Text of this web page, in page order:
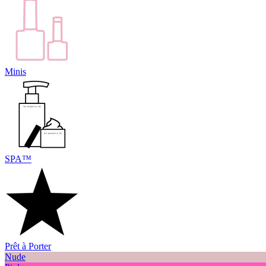
Minis
SPA™
Prêt à Porter
Nude